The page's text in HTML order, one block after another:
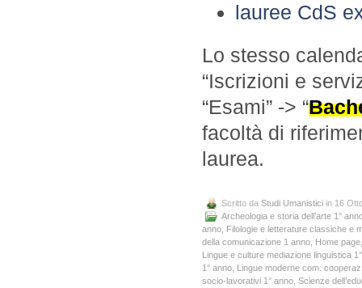
lauree CdS
Lo stesso
“Iscrizioni e
“Esami” -> “
facoltà di
laurea.
Scritto da Studi Umanistici in 16
Archeologia e storia dell’arte 1°
anno Filologie e letterature classiche e
della comunicazione 1 anno Home page
Lingue e culture mediazione linguistica
1° anno Lingue moderne com.
socio-lavorativi 1° anno Scienze